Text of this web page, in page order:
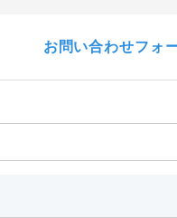
お問い合わせフォ